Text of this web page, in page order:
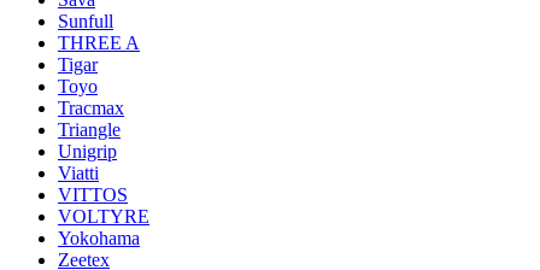
Sunfull
THREE A
Tigar
Toyo
Tracmax
Triangle
Unigrip
Viatti
VITTOS
VOLTYRE
Yokohama
Zeetex